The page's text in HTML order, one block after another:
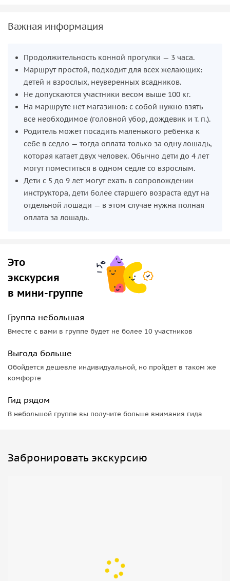
Важная информация
Продолжительность конной прогулки — 3 часа.
Маршрут простой, подходит для всех желающих:
детей и взрослых, неуверенных всадников.
Не допускаются участники весом выше 100 кг.
На маршруте нет магазинов: с собой нужно взять
все необходимое (головной убор, дождевик и т. п.).
Родитель может посадить маленького ребенка к
себе в седло — тогда оплата только за одну лошадь,
которая катает двух человек. Обычно дети до 4 лет
могут поместиться в одном седле со взрослым.
Дети с 5 до 9 лет могут ехать в сопровождении
инструктора, дети более старшего возраста едут на
отдельной лошади — в этом случае нужна полная
оплата за лошадь.
Это
экскурсия
в мини-группе
Группа небольшая
Вместе с вами в группе будет не более 10 участников
Выгода больше
Обойдется дешевле индивидуальной, но пройдет в таком же
комфорте
Гид рядом
В небольшой группе вы получите больше внимания гида
Забронировать экскурсию